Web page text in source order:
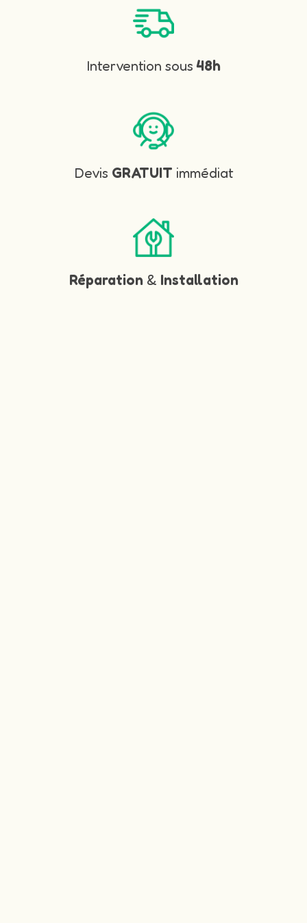
Intervention sous 48h
Devis GRATUIT immédiat
Réparation & Installation